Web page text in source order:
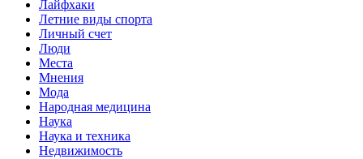
Лайфхаки
Летние виды спорта
Личный счет
Люди
Места
Мнения
Мода
Народная медицина
Наука
Наука и техника
Недвижимость